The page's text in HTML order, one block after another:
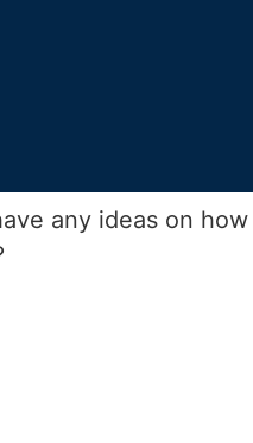
any ideas on